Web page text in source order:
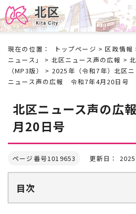
現在の位置： トップページ >区政情報
ニュース」
> 北区ニュース声の広報 >
（MP3版）
> 2025年（令和7年）北区
ニュース声の広報 令和7年4月20日号
北区ニュース声の広
月20日号
ページ番号1019653 更新日： 2025
目次